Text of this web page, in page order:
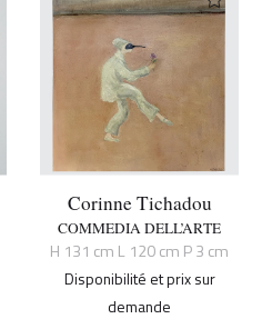
Corinne Tichadou
COMMEDIA DELL’ARTE
H 131 cm L 120 cm P 3 cm
Disponibilité et prix sur
demande